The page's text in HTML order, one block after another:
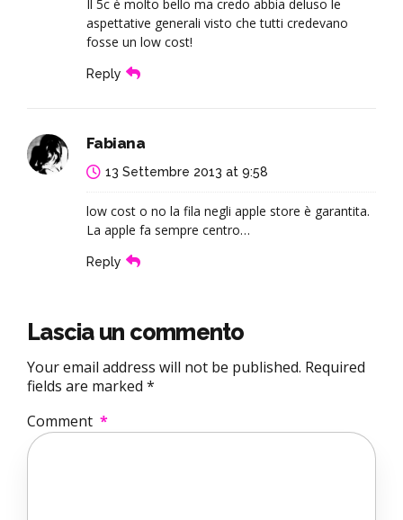
Il 5c è molto bello ma credo abbia deluso le
aspettative generali visto che tutti credevano
fosse un low cost!
Reply
Fabiana
13 Settembre 2013 at 9:58
low cost o no la fila negli apple store è garantita.
La apple fa sempre centro…
Reply
Lascia un commento
Your email address will not be published. Required
fields are marked *
Comment *